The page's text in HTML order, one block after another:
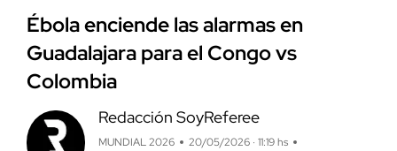
Ébola enciende las alarmas en
Guadalajara para el Congo vs
Colombia
Redacción SoyReferee
MUNDIAL 2026 20/05/2026 · 11:19 hs